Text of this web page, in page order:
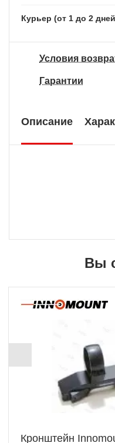
Курьер (от 1 до 2
Условия
Гарантии
Описание
Вы
Кронштейн